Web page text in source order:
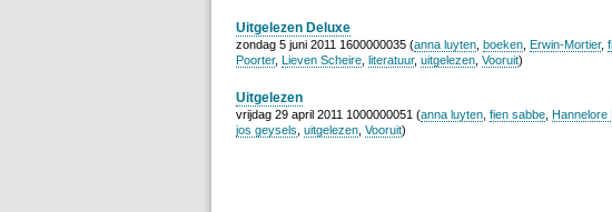
Uitgelezen Deluxe
zondag 5 juni 2011 1600000035 (anna luyten boeken Erwin-Mortier,
Poorter, Lieven Scheire literatuur, uitgelezen Vooruit)
Uitgelezen
vrijdag 29 april 2011 1000000051 (anna luyten fien sabbe Hannelore
jos geysels uitgelezen Vooruit)